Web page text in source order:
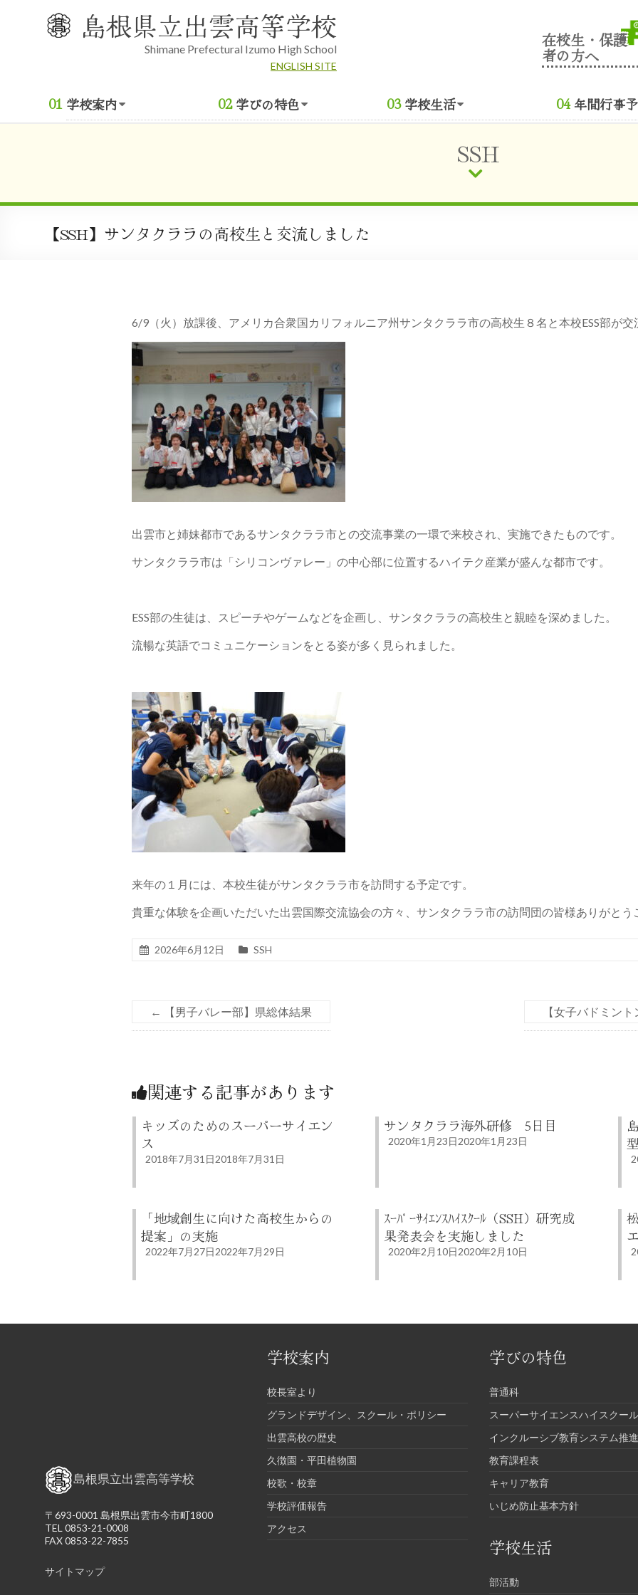
島根県立出雲高等学校
Shimane Prefectural Izumo High School
ENGLISH SITE
在校生・保護
者の方へ
学校案内 学びの特色 学校生活 年間行事
SSH
【SSH】サンタクララの高校生と交流しました
6/9（火）放課後、アメリカ合衆国カリフォルニア州サンタクララ市の高校生８名と本校ESS部が交
出雲市と姉妹都市であるサンタクララ市との交流事業の一環で来校され、実施できたものです。
サンタクララ市は「シリコンヴァレー」の中心部に位置するハイテク産業が盛んな都市です。
ESS部の生徒は、スピーチやゲームなどを企画し、サンタクララの高校生と親睦を深めました。
流暢な英語でコミュニケーションをとる姿が多く見られました。
来年の１月には、本校生徒がサンタクララ市を訪問する予定です。
貴重な体験を企画いただいた出雲国際交流協会の方々、サンタクララ市の訪問団の皆様ありがとう
2026年6月12日 SSH
← 【男子バレー部】県総体結果 【女子バドミン
関連する記事があります
キッズのためのスーパーサイエン
ス
2018年7月31日2018年7月31日
サンタクララ海外研修 5日目
2020年1月23日2020年1月23日
「地域創生に向けた高校生からの
提案」の実施
2022年7月27日2022年7月29日
ｽｰﾊﾟｰｻｲｴﾝｽﾊｲｽｸｰﾙ（SSH）研究成
果発表会を実施しました
2020年2月10日2020年2月10日
島根県立出雲高等学校
〒693-0001 島根県出雲市今市町1800
TEL 0853-21-0008
FAX 0853-22-7855
サイトマップ
学校案内
校長室より
グランドデザイン、スクール・ポリシー
出雲高校の歴史
久徴園・平田植物園
校歌・校章
学校評価報告
アクセス
学びの特色
普通科
スーパーサイエンスハイスクール
インクルーシブ教育システム推
教育課程表
キャリア教育
いじめ防止基本方針
学校生活
部活動